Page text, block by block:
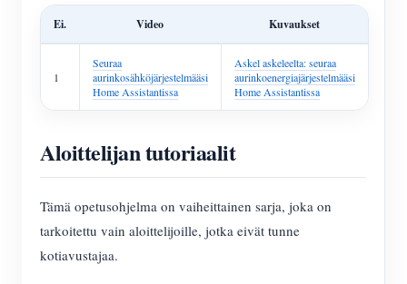
Ei. Video Kuvaukset
1
Seuraa
aurinkosähköjärjestelmääsi
Home Assistantissa
Askel askeleelta: seuraa
aurinkoenergiajärjestelmääsi
Home Assistantissa
Aloittelijan tutoriaalit
Tämä opetusohjelma on vaiheittainen sarja, joka on
tarkoitettu vain aloittelijoille, jotka eivät tunne
kotiavustajaa.